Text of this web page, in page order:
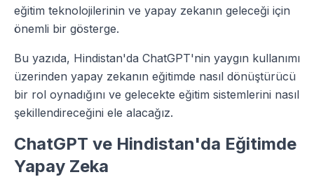
eğitim teknolojilerinin ve yapay zekanın geleceği için
önemli bir gösterge.
Bu yazıda, Hindistan'da ChatGPT'nin yaygın kullanımı
üzerinden yapay zekanın eğitimde nasıl dönüştürücü
bir rol oynadığını ve gelecekte eğitim sistemlerini nasıl
şekillendireceğini ele alacağız.
ChatGPT ve Hindistan'da Eğitimde
Yapay Zeka